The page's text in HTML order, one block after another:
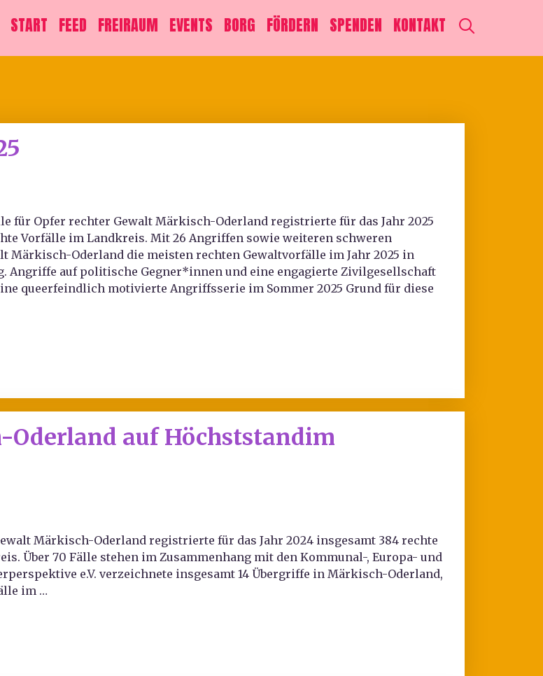
START FEED FREIRAUM EVENTS BORG FÖRDERN SPENDEN KONTAKT
für Opfer rechter Gewalt Märkisch-Oderland registrierte für das Jahr 2025
Vorfälle im Landkreis. Mit 26 Angriffen sowie weiteren schweren
Märkisch-Oderland die meisten rechten Gewaltvorfälle im Jahr 2025 in
Angriffe auf politische Gegner*innen und eine engagierte Zivilgesellschaft
queerfeindlich motivierte Angriffsserie im Sommer 2025 Grund für diese
auf Höchststandim
Märkisch-Oderland registrierte für das Jahr 2024 insgesamt 384 rechte
Über 70 Fälle stehen im Zusammenhang mit den Kommunal-, Europa- und
e.V. verzeichnete insgesamt 14 Übergriffe in Märkisch-Oderland,
im …